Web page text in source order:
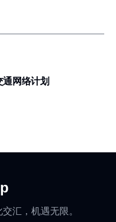
网络计划
汇，机遇无限。